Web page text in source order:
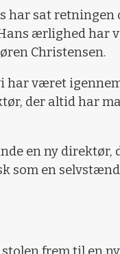
har sat retningen
ærlighed har
Christensen.
har været
der altid har
en ny direktør,
som en